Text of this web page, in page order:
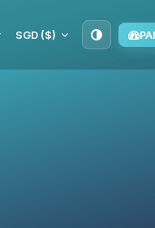
SGD ($)